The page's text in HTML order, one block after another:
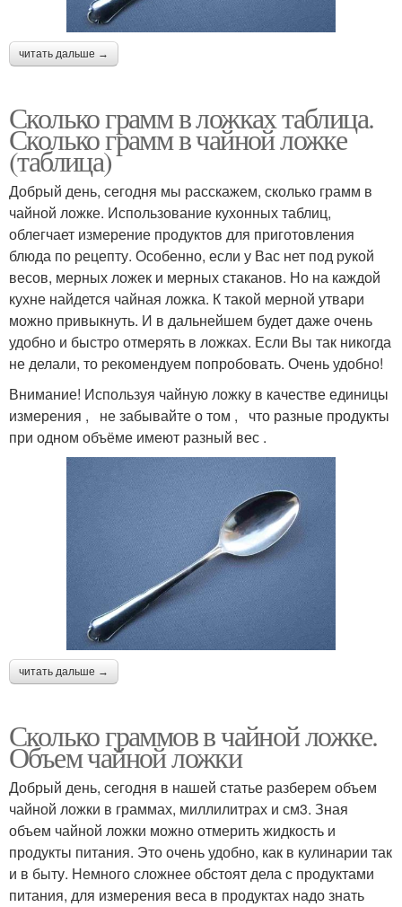
читать дальше →
Сколько грамм в ложках таблица.
Сколько грамм в чайной ложке
(таблица)
Добрый день, сегодня мы расскажем, сколько грамм в
чайной ложке. Использование кухонных таблиц,
облегчает измерение продуктов для приготовления
блюда по рецепту. Особенно, если у Вас нет под рукой
весов, мерных ложек и мерных стаканов. Но на каждой
кухне найдется чайная ложка. К такой мерной утвари
можно привыкнуть. И в дальнейшем будет даже очень
удобно и быстро отмерять в ложках. Если Вы так никогда
не делали, то рекомендуем попробовать. Очень удобно!
Внимание! Используя чайную ложку в качестве единицы
измерения , не забывайте о том , что разные продукты
при одном объёме имеют разный вес .
читать дальше →
Сколько граммов в чайной ложке.
Объем чайной ложки
Добрый день, сегодня в нашей статье разберем объем
чайной ложки в граммах, миллилитрах и см3. Зная
объем чайной ложки можно отмерить жидкость и
продукты питания. Это очень удобно, как в кулинарии так
и в быту. Немного сложнее обстоят дела с продуктами
питания, для измерения веса в продуктах надо знать